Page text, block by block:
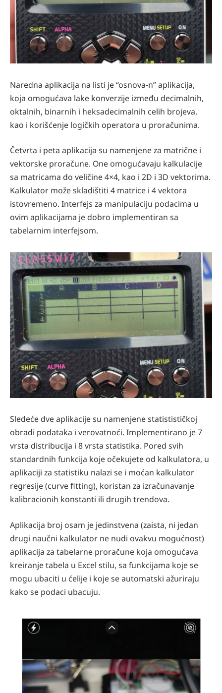
Naredna aplikacija na listi je “osnova-n” aplikacija,
koja omogućava lake konverzije između decimalnih,
oktalnih, binarnih i heksadecimalnih celih brojeva,
kao i korišćenje logičkih operatora u proračunima.
Četvrta i peta aplikacija su namenjene za matrične i
vektorske proračune. One omogućavaju kalkulacije
sa matricama do veličine 4×4, kao i 2D i 3D vektorima.
Kalkulator može skladištiti 4 matrice i 4 vektora
istovremeno. Interfejs za manipulaciju podacima u
ovim aplikacijama je dobro implementiran sa
tabelarnim interfejsom.
Sledeće dve aplikacije su namenjene statistističkoj
obradi podataka i verovatnoći. Implementirano je 7
vrsta distribucija i 8 vrsta statistika. Pored svih
standardnih funkcija koje očekujete od kalkulatora, u
aplikaciji za statistiku nalazi se i moćan kalkulator
regresije (curve ﬁtting), koristan za izračunavanje
kalibracionih konstanti ili drugih trendova.
Aplikacija broj osam je jedinstvena (zaista, ni jedan
drugi naučni kalkulator ne nudi ovakvu mogućnost)
aplikacija za tabelarne proračune koja omogućava
kreiranje tabela u Excel stilu, sa funkcijama koje se
mogu ubaciti u ćelije i koje se automatski ažuriraju
kako se podaci ubacuju.